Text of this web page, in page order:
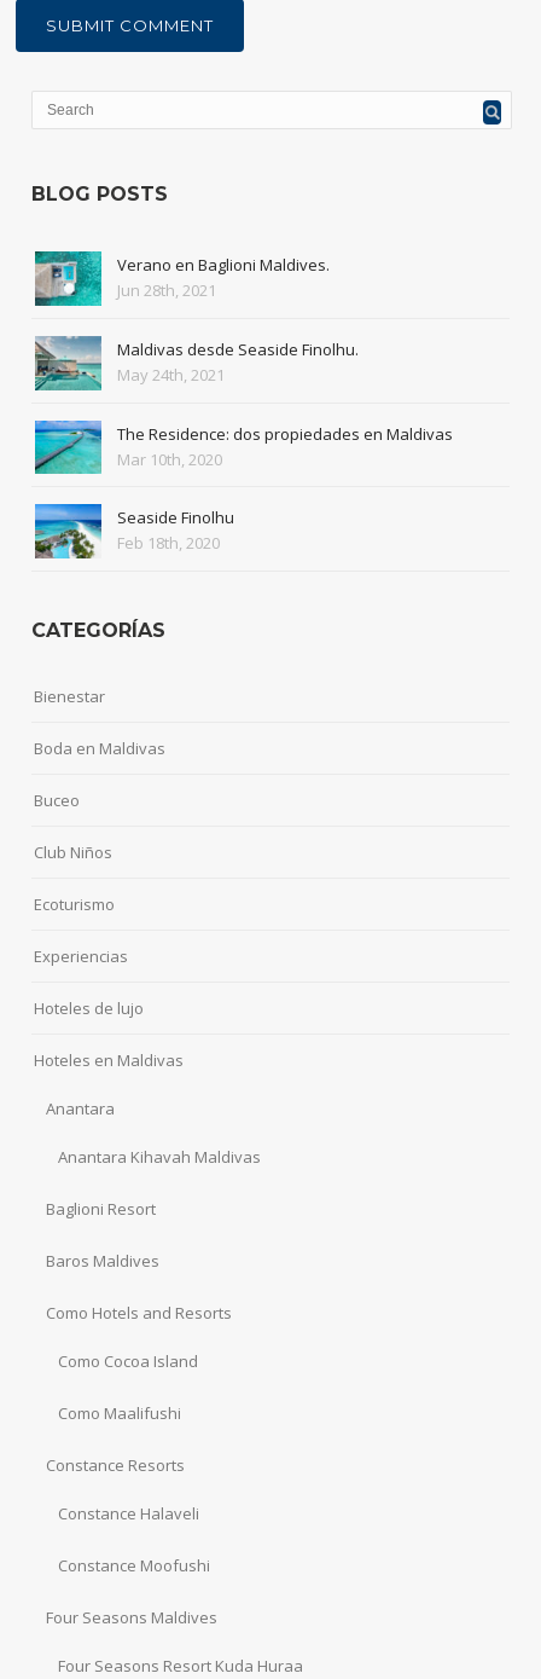
BLOG POSTS
Verano en Baglioni Maldives.
Jun 28th, 2021
Maldivas desde Seaside Finolhu.
May 24th, 2021
The Residence: dos propiedades en Maldivas
Mar 10th, 2020
Seaside Finolhu
Feb 18th, 2020
CATEGORÍAS
Bienestar
Boda en Maldivas
Buceo
Club Niños
Ecoturismo
Experiencias
Hoteles de lujo
Hoteles en Maldivas
Anantara
Anantara Kihavah Maldivas
Baglioni Resort
Baros Maldives
Como Hotels and Resorts
Como Cocoa Island
Como Maalifushi
Constance Resorts
Constance Halaveli
Constance Moofushi
Four Seasons Maldives
Four Seasons Resort Kuda Huraa